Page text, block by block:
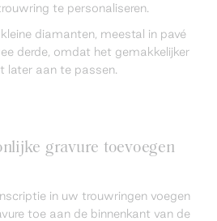
te personaliseren.
diamanten, meestal in pavé
derde, omdat het gemakkelijker
later aan te passen.
gravure toevoegen
in uw trouwringen voegen
toe aan de binnenkant van de